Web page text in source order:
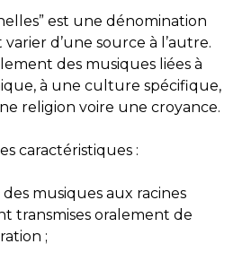
est une dénomination
d’une source à l’autre.
des musiques liées à
à une culture spécifique,
religion voire une croyance.
caractéristiques :
musiques aux racines
transmises oralement de
;